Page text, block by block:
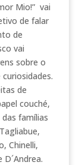
Mio!” vai
de falar
de
vai
sobre o
de
couché,
famílias
Chinelli,